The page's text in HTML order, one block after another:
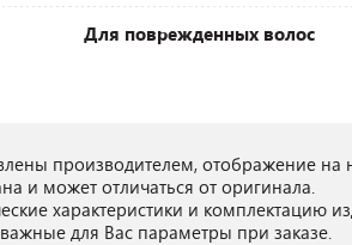
Для поврежденных волос
производителем, отображение на
и может отличаться от оригинала.
характеристики и комплектацию
для Вас параметры при заказе.